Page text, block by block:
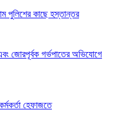
পুলিশের কাছে হস্তান্তর
জোরপূর্বক গর্ভপাতের অভিযোগে
হেফাজতে